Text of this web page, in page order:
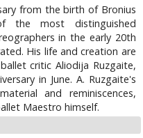
from the birth of Bronius
the most distinguished
in the early 20th
His life and creation are
critic Aliodija Ruzgaite,
in June. A. Ruzgaite's
and reminiscences,
Maestro himself.